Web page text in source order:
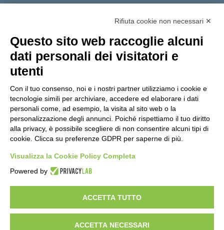
Tutti gli argomenti
Amministrazione Trasparente
Privacy Policy
Dichiarazione di accessibilitàObiettivi di accessibilità
Seguici su:
Indirizzo:Via Gaetano Donizetti 30, Collegno
Centralino:0114053925 Email: toic8cg002@istruzione.it
Posta elettronica certificata (PEC):toic8cg002@pec.istruzione.it
Codice fiscale: 95641450010
Codice Indice delle Pubbliche Amministrazioni (IPA): D0ZZDV0V
Codice unico di fatturazione (CUF): FJDH3Z
Copyright 2023 © ISTITUTO COMPRENSIVO "GUGLIELMO MARCONI" |
PEC: TOIC8CG002@pec.istruzione.it
Idea e progetto di Designers Italia
Rifiuta cookie non necessari ✕
Questo sito web raccoglie alcuni
dati personali dei visitatori e
utenti
Con il tuo consenso, noi e i nostri partner utilizziamo i cookie e
tecnologie simili per archiviare, accedere ed elaborare i dati
personali come, ad esempio, la visita al sito web o la
personalizzazione degli annunci. Poiché rispettiamo il tuo diritto
alla privacy, è possibile scegliere di non consentire alcuni tipi di
cookie. Clicca su preferenze GDPR per saperne di più.
Visualizza la Cookie Policy Completa
Powered by
ACCETTA TUTTO
ACCETTA NECESSARI